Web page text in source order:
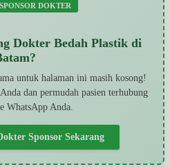
DOKTER
Dokter Bedah Plastik di
untuk halaman ini masih kosong!
dan permudah pasien terhubung
WhatsApp Anda.
Sponsor Sekarang